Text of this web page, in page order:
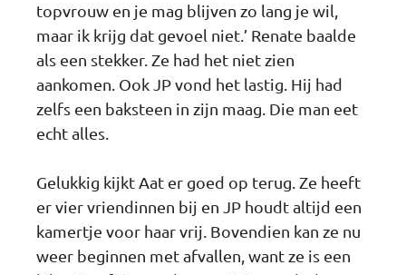
topvrouw en je mag blijven zo lang je wil,
maar ik krijg dat gevoel niet.’ Renate baalde
als een stekker. Ze had het niet zien
aankomen. Ook JP vond het lastig. Hij had
zelfs een baksteen in zijn maag. Die man eet
echt alles.
Gelukkig kijkt Aat er goed op terug. Ze heeft
er vier vriendinnen bij en JP houdt altijd een
kamertje voor haar vrij. Bovendien kan ze nu
weer beginnen met afvallen, want ze is een